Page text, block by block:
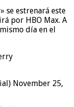
se estrenará este
por HBO Max. A
día en el
November 25,